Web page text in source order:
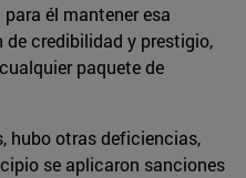
él mantener esa
credibilidad y prestigio,
paquete de
hubo otras deficiencias,
se aplicaron sanciones